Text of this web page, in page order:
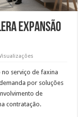
expansão
serviço de faxina
por soluções
de
contratação.